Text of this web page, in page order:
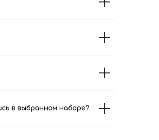
в выбранном наборе?